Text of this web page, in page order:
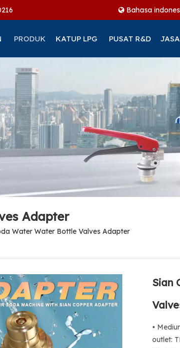
Bahasa
PRODUK KATUP LPG PUSAT R&D JASA
Adapter
Water Water Bottle Valves Adapter
Sian
•
outlet: